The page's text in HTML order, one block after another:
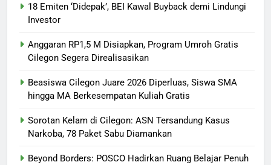
18 Emiten ‘Didepak’, BEI Kawal Buyback demi Lindungi
Investor
Anggaran RP1,5 M Disiapkan, Program Umroh Gratis
Cilegon Segera Direalisasikan
Beasiswa Cilegon Juare 2026 Diperluas, Siswa SMA
hingga MA Berkesempatan Kuliah Gratis
Sorotan Kelam di Cilegon: ASN Tersandung Kasus
Narkoba, 78 Paket Sabu Diamankan
Beyond Borders: POSCO Hadirkan Ruang Belajar Penuh